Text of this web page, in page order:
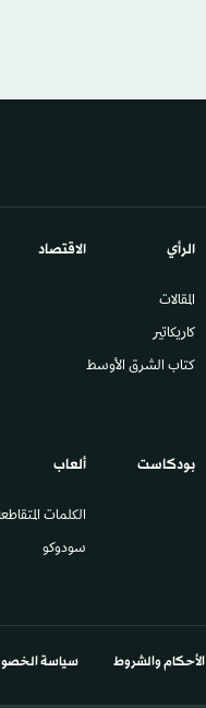
الرأي
المقالات
كاريكاتير
كتاب الشرق الأوسط
الاقتصاد
بودكاست ألعاب
الكلمات
سودوكو
الأحكام والشروط سياسة